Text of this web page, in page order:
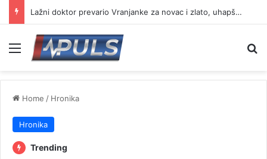
Lažni doktor prevario Vranjanke za novac i zlato, uhapšen osumnjičeni
Menu
Home / Hronika
Hronika
Trending